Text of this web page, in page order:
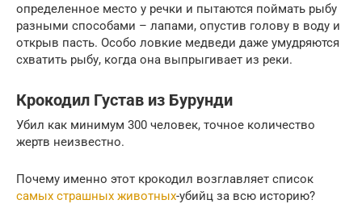
определенное место у речки и пытаются поймать рыбу
разными способами – лапами, опустив голову в воду и
открыв пасть. Особо ловкие медведи даже умудряются
схватить рыбу, когда она выпрыгивает из реки.
Крокодил Густав из Бурунди
Убил как минимум 300 человек, точное количество
жертв неизвестно.
Почему именно этот крокодил возглавляет список
самых страшных животных-убийц за всю историю?